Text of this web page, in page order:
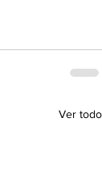
Ver todo